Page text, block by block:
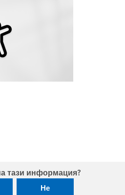
тази информация?
Не